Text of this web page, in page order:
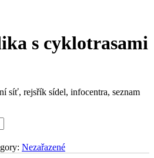
s cyklotrasami
síť, rejsřík sídel, infocentra, seznam
Nezařazené